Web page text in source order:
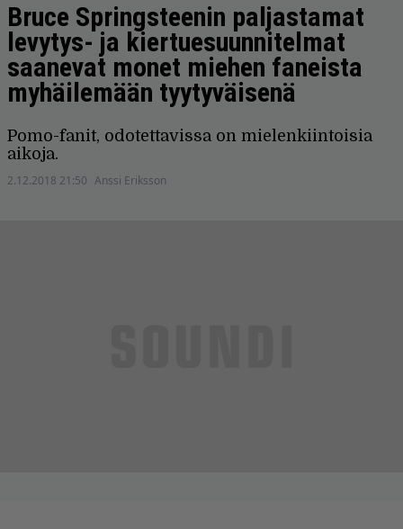
Bruce Springsteenin paljastamat
levytys- ja kiertuesuunnitelmat
saanevat monet miehen faneista
myhäilemään tyytyväisenä
Pomo-fanit, odotettavissa on mielenkiintoisia
aikoja.
2.12.2018 21:50 Anssi Eriksson